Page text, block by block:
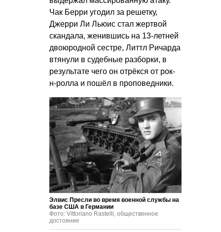
Чак Берри угодил за решетку,
Джерри Ли Льюис стал жертвой
скандала, женившись на 13-летней
двоюродной сестре, Литтл Ричарда
втянули в судебные разборки, в
результате чего он отрёкся от рок-
н-ролла и пошёл в проповедники.
Элвис Пресли во время военной службы на
базе США в Германии
Фото: Vittoriano Rastelli, общественное
достояние